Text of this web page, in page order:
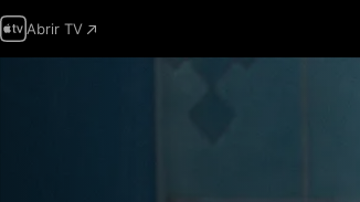
Abrir TV